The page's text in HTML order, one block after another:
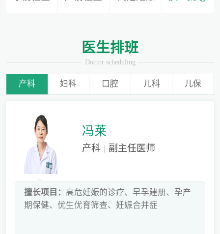
医生排班
Doctor scheduling
产科 妇科 口腔 儿科 儿保
冯莱
产科 | 副主任医师
擅长项目： 高危妊娠的诊疗、早孕建册、孕产
期保健、优生优育筛查、妊娠合并症